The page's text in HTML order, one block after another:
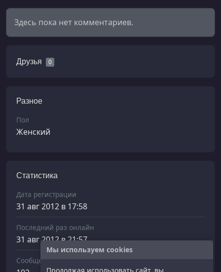
Здесь пока нет комментариев.
Друзья 0
Разное
Пол
Женский
Статистика
Дата регистрации
31 авг 2012 в 17:58
Последний раз онлайн
31 авг 2012 в 21:57
Сообщений отправлено
Мы используем cookies